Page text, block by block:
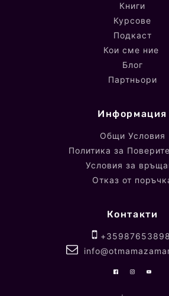
Книги
Курсове
Подкаст
Кои сме ние
Блог
Партньори
Информация
Общи Условия
Политика за
Условия за
Отказ от
Контакти